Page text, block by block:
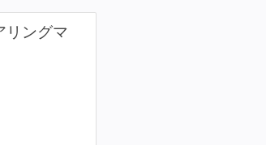
リングマ